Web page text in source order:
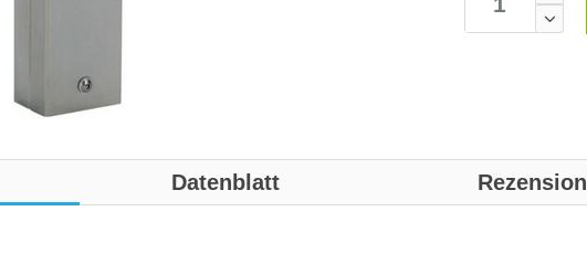
Datenblatt